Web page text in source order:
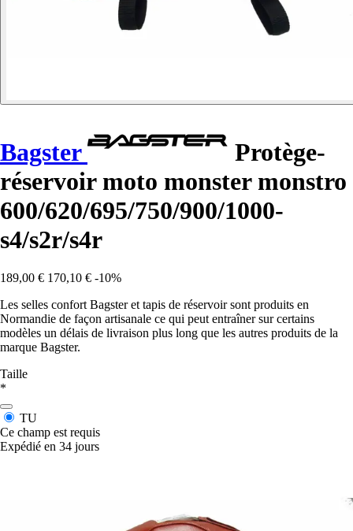
Bagster
Protège-
réservoir moto monster monstro
600/620/695/750/900/1000-
s4/s2r/s4r
189,00 € 170,10 € -10%
Les selles confort Bagster et tapis de réservoir sont produits en
Normandie de façon artisanale ce qui peut entraîner sur certains
modèles un délais de livraison plus long que les autres produits de la
marque Bagster.
Taille
*
TU
Ce champ est requis
Expédié en 34 jours